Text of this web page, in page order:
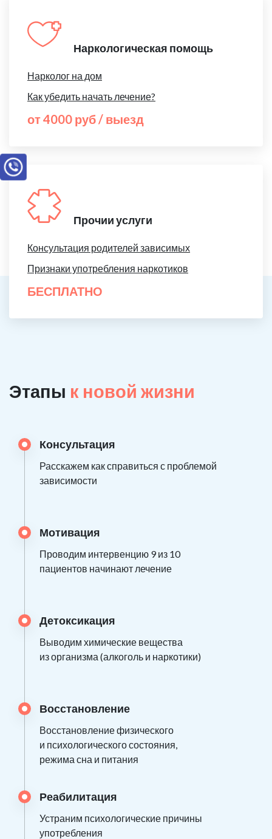
Наркологическая помощь
Нарколог на дом
Как убедить начать лечение?
от 4000 руб / выезд
Прочии услуги
Консультация родителей зависимых
Признаки употребления наркотиков
БЕСПЛАТНО
Этапы к новой жизни
Консультация
Расскажем как справиться с проблемой
зависимости
Мотивация
Проводим интервенцию 9 из 10
пациентов начинают лечение
Детоксикация
Выводим химические вещества
из организма (алкоголь и наркотики)
Восстановление
Восстановление физического
и психологического состояния,
режима сна и питания
Реабилитация
Устраним психологические причины
употребления